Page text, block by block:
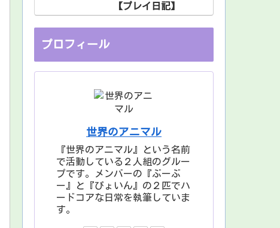
【プレイ日記】
プロフィール
世界のアニマル
『世界のアニマル』という名前
で活動している２人組のグルー
プです。メンバーの『ぶーぶ
ー』と『ぴょいん』の２匹でハ
ードコアな日常を執筆していま
す。